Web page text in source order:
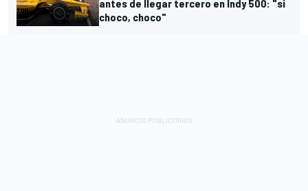
antes de llegar tercero en Indy 500: "si
choco, choco"